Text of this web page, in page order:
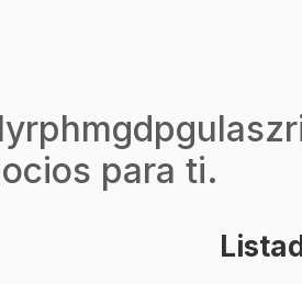
para ti.